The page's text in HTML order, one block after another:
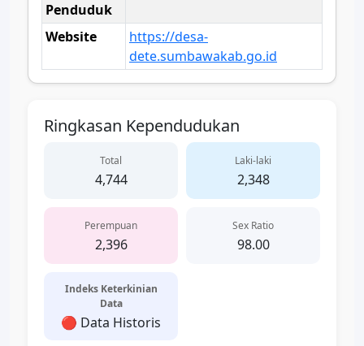
Penduduk
Website
https://desa-
dete.sumbawakab.go.id
Ringkasan Kependudukan
Total
4,744
Laki-laki
2,348
Perempuan
2,396
Sex Ratio
98.00
Indeks Keterkinian
Data
🔴 Data Historis